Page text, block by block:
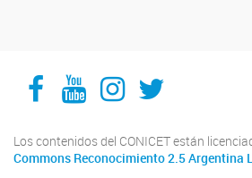
Facebook
YouTube
Instagram
Twitter
Los contenidos del CONICET están
Commons Reconocimiento 2.5 Argentina